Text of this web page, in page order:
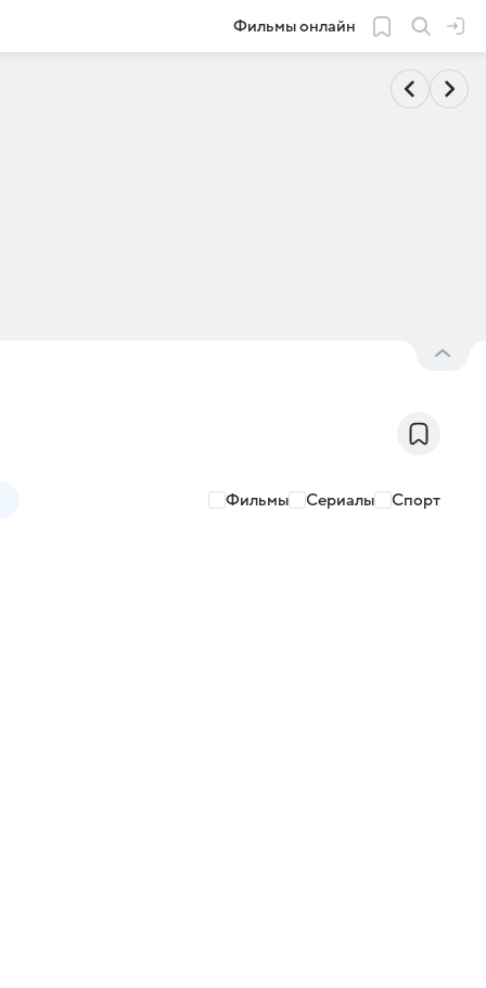
Фильмы онлайн
Фильмы Сериалы Спорт